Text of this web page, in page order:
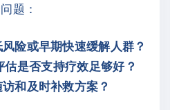
题：
险或早期快速缓解人群？
估是否支持疗效足够好？
和及时补救方案？